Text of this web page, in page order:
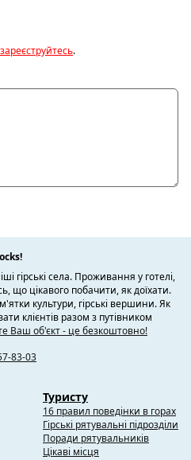
зареєструйтесь.
гірські села. Проживання у готелі,
що цікавого побачити, як доїхати.
культури, гірські вершини. Як
клієнтів разом з путівником
Ваш об'єкт - це безкоштовно!
83-03
Туристу
16 правил поведінки в горах
Гірські рятувальні підрозділи
Поради рятувальників
Цікаві місця